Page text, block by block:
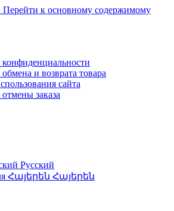
Перейти к основному содержимому
и возврата товара
сайта
заказа
Русский
Հայերեն